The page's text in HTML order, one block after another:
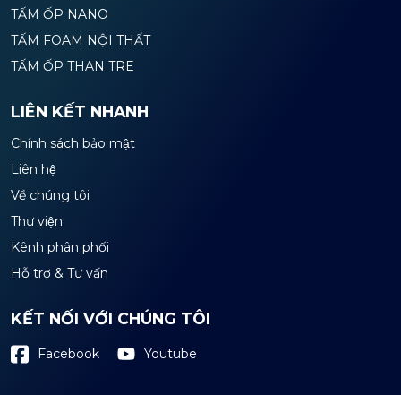
TẤM ỐP NANO
TẤM FOAM NỘI THẤT
TẤM ỐP THAN TRE
LIÊN KẾT NHANH
Chính sách bảo mật
Liên hệ
Về chúng tôi
Thư viện
Kênh phân phối
Hỗ trợ & Tư vấn
KẾT NỐI VỚI CHÚNG TÔI
Facebook Youtube